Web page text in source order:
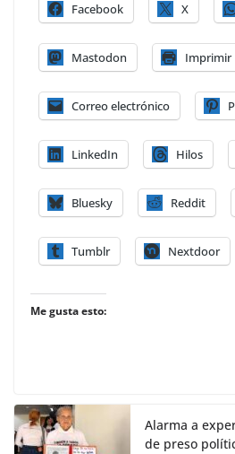
Facebook X
Mastodon Imprimir
Correo electrónico
LinkedIn Hilos
Bluesky Reddit
Tumblr Nextdoor
Me gusta esto:
Alarma a
de preso